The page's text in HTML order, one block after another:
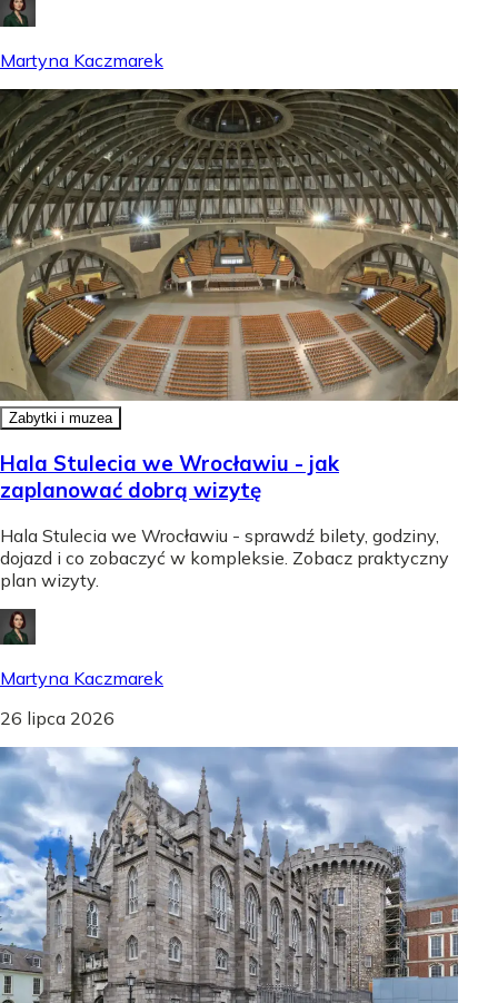
Martyna Kaczmarek
Zabytki i muzea
Hala Stulecia we Wrocławiu - jak
zaplanować dobrą wizytę
Hala Stulecia we Wrocławiu - sprawdź bilety, godziny,
dojazd i co zobaczyć w kompleksie. Zobacz praktyczny
plan wizyty.
Martyna Kaczmarek
26 lipca 2026